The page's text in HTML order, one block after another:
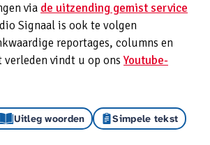
Uitleg woorden Simpele tekst
via de uitzending gemist service
Signaal is ook te volgen
reportages, columns en
vindt u op ons Youtube-